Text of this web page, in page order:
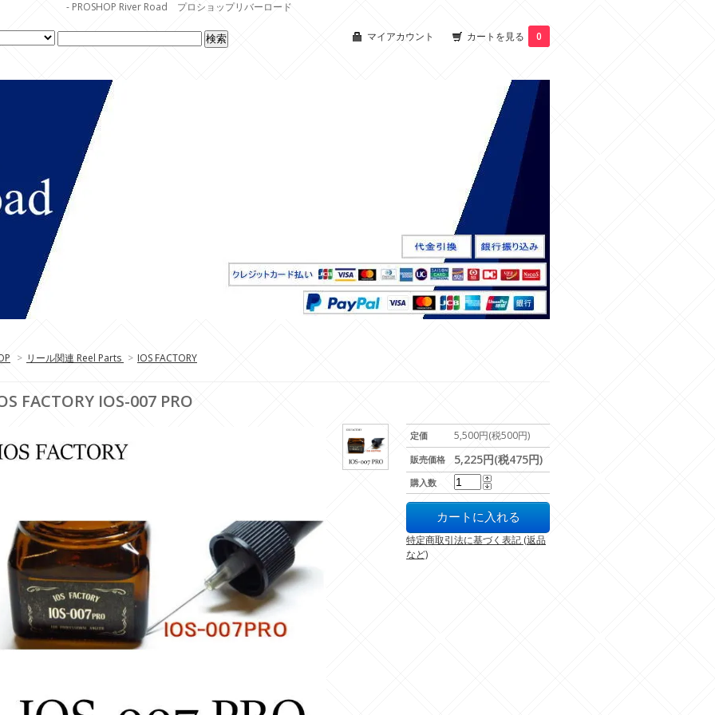
- PROSHOP River Road プロショップリバーロード
マイアカウント カートを見る 0
> リール関連 Reel Parts > IOS FACTORY
FACTORY IOS-007 PRO
定価 5,500円(税500円)
販売価格 5,225円(税475円)
購入数
特定商取引法に基づく表記 (返品
など)